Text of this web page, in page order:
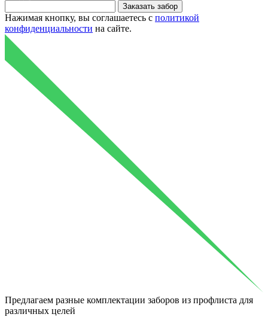
Нажимая кнопку, вы соглашаетесь с политикой
конфиденциальности на сайте.
Предлагаем разные комплектации заборов из профлиста для
различных целей